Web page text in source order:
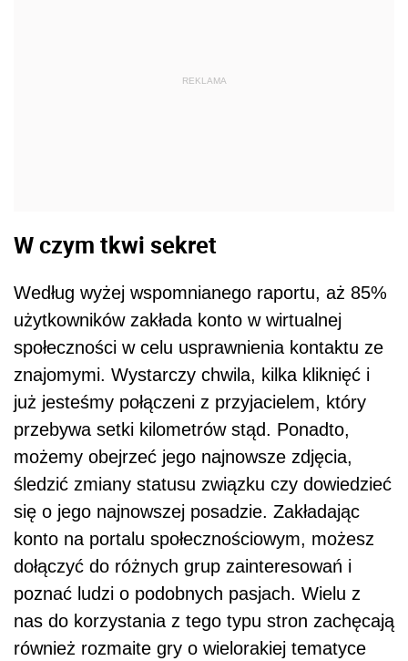
REKLAMA
W czym tkwi sekret
Według wyżej wspomnianego raportu, aż 85%
użytkowników zakłada konto w wirtualnej
społeczności w celu usprawnienia kontaktu ze
znajomymi. Wystarczy chwila, kilka kliknięć i
już jesteśmy połączeni z przyjacielem, który
przebywa setki kilometrów stąd. Ponadto,
możemy obejrzeć jego najnowsze zdjęcia,
śledzić zmiany statusu związku czy dowiedzieć
się o jego najnowszej posadzie. Zakładając
konto na portalu społecznościowym, możesz
dołączyć do różnych grup zainteresowań i
poznać ludzi o podobnych pasjach. Wielu z
nas do korzystania z tego typu stron zachęcają
również rozmaite gry o wielorakiej tematyce